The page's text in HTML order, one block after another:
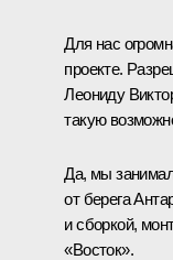
Для нас
проекте.
Леониду
такую
Да, мы
от берега
и сборкой,
«Восток».